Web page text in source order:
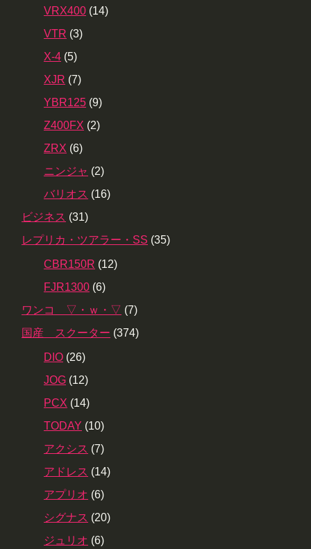
VRX400 (14)
VTR (3)
X-4 (5)
XJR (7)
YBR125 (9)
Z400FX (2)
ZRX (6)
ニンジャ (2)
バリオス (16)
ビジネス (31)
レプリカ・ツアラー・SS (35)
CBR150R (12)
FJR1300 (6)
ワンコ ▽・ｗ・▽ (7)
国産 スクーター (374)
DIO (26)
JOG (12)
PCX (14)
TODAY (10)
アクシス (7)
アドレス (14)
アプリオ (6)
シグナス (20)
ジュリオ (6)